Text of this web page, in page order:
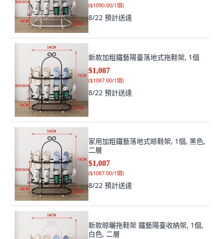
($1090.00/1個)
8/22 預計送達
新款加粗鐵藝陽臺落地式拖鞋架, 1個
$1,087
($1087.00/1個)
8/22 預計送達
家用加粗鐵藝落地式晾鞋架, 1個, 黑色,
二層
$1,087
($1087.00/1個)
8/22 預計送達
新款晾曬拖鞋架 鐵藝陽臺收納架, 1個,
白色, 二層